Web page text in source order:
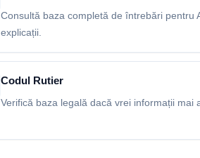
Consultă baza completă de întrebări pentru
explicații.
Codul Rutier
Verifică baza legală dacă vrei informații mai